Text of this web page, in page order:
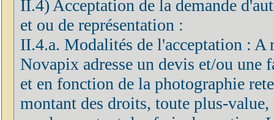
II.4) Acceptation de la demande
et ou de représentation :
II.4.a. Modalités de l'acceptation : A
Novapix adresse un devis et/ou une
et en fonction de la photographie
montant des droits, toute plus-